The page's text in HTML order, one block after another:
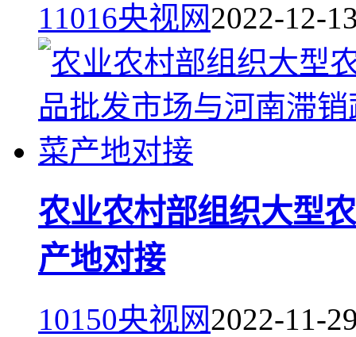
11016央视网2022-12-
农业农村部组织大型
产地对接
10150央视网2022-11-